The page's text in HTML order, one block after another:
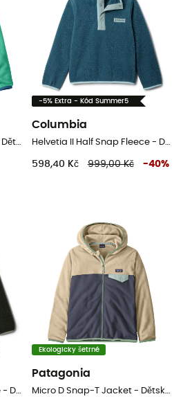
Baby Micro D Snap-T Jkt - Dětská Fleesová mikina
-5% Extra - Kód Summer5
Columbia
Helvetia II Half Snap Fleece - Dětská fleesová mikina
598,40 Kč 999,00 Kč -40%
Helvetia™ Full Snap Fleece - Dětská fleesová mikina
Ekologicky šetrné
Patagonia
Micro D Snap-T Jacket - Dětská fleesová mikina